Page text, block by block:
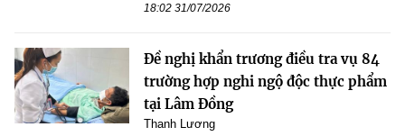
18:02 31/07/2026
Đề nghị khẩn trương điều tra vụ 84
trường hợp nghi ngộ độc thực phẩm
tại Lâm Đồng
Thanh Lương